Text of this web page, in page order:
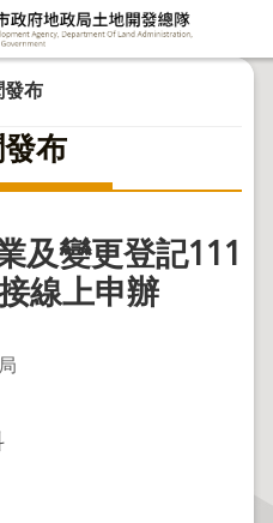
布
布
及變更登記111
線上申辦